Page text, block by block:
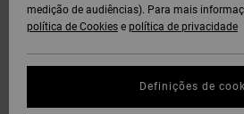
medição de audiências). Para mais
política de Cookies e política de privacidade
Definições de